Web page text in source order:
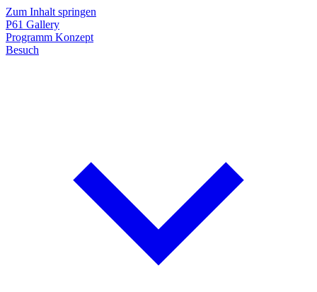
Zum Inhalt springen
P61 Gallery
Programm Konzept
Besuch